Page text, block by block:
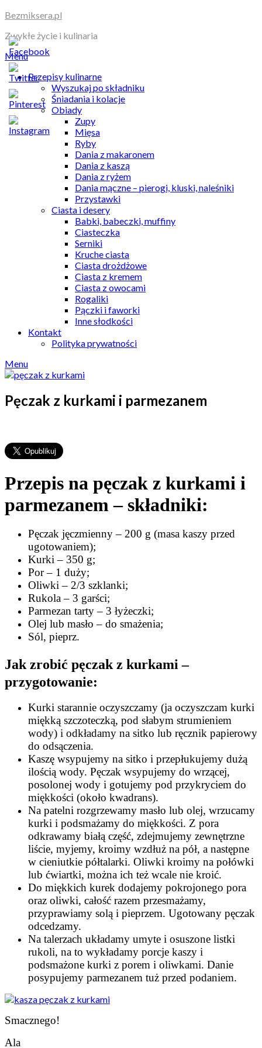
Skip
content
Bezmiksera.pl
Zwykłe życie i kulinaria
Menu
Przepisy kulinarne
Wyszukaj po składniku
Śniadania i kolacje
Obiady
Zupy
Mięsa
Ryby
Dania z makaronem
Dania z kaszą
Dania z ryżem
Dania mączne – pierogi, kluski, naleśniki
Przystawki
Ciasta i desery
Babki, babeczki, muffiny
Ciasteczka
Serniki
Kruche ciasta
Ciasta drożdżowe
Ciasta z kremem
Ciasta z owocami
Rogaliki
Pączki i faworki
Inne słodkości
Kontakt
Polityka prywatności
Menu
Pęczak z kurkami i parmezanem
Przepis na pęczak z kurkami i
parmezanem – składniki:
Pęczak jęczmienny – 200 g (masa kaszy przed
ugotowaniem);
Kurki – 350 g;
Por – 1 duży;
Oliwki – 2/3 szklanki;
Rukola – 3 garści;
Parmezan tarty – 3 łyżeczki;
Olej lub masło – do smażenia;
Sól, pieprz.
Jak zrobić pęczak z kurkami –
przygotowanie:
Kurki starannie oczyszczamy (ja oczyszczam kurki
miękką szczoteczką, pod słabym strumieniem
wody) i odkładamy na sitko lub ręcznik papierowy
do odsączenia.
Kaszę wsypujemy na sitko i przepłukujemy dużą
ilością wody. Pęczak wsypujemy do wrzącej,
posolonej wody i gotujemy pod przykryciem do
miękkości (około kwadrans).
Na patelni rozgrzewamy masło lub olej, wrzucamy
kurki i podsmażamy do miękkości. Z pora
odkrawamy białą część, zdejmujemy zewnętrzne
liście, myjemy, kroimy wzdłuż na pół, a następne
w cieniutkie półtalarki. Oliwki kroimy na połówki
lub ćwiartki, można ich też wcale nie kroić.
Do miękkich kurek dodajemy pokrojonego pora
oraz oliwki, całość razem przesmażamy,
przyprawiamy solą i pieprzem. Ugotowany pęczak
odcedzamy.
Na talerzach układamy umyte i osuszone listki
rukoli, na to wykładamy porcje kaszy i
podsmażone kurki z porem i oliwkami. Danie
posypujemy parmezanem tuż przed podaniem.
Smacznego!
Ala